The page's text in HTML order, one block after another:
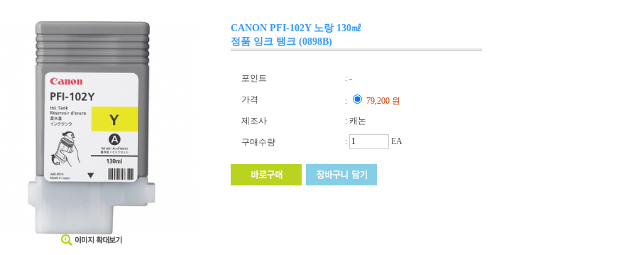
CANON PFI-102Y 노랑 130㎖
정품 잉크 탱크 (0898B)
포인트 : -
가격 :
79,200 원
제조사
: 캐논
구매수량 : EA